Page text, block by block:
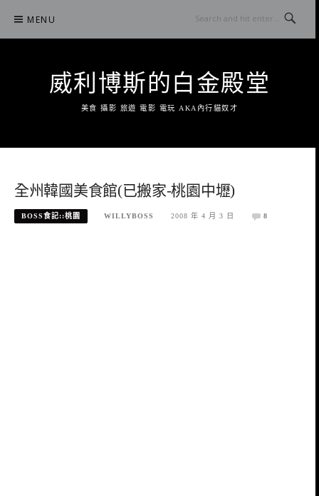
content
MENU
威利博斯的白金殿堂
美食 攝影 旅遊 電影 電玩 AKA內行貓奴才
全州韓國美食館(已搬家-桃園中壢)
BOSS食記::桃園 WILLYBOSS 2008 年 4 月 3 日 8